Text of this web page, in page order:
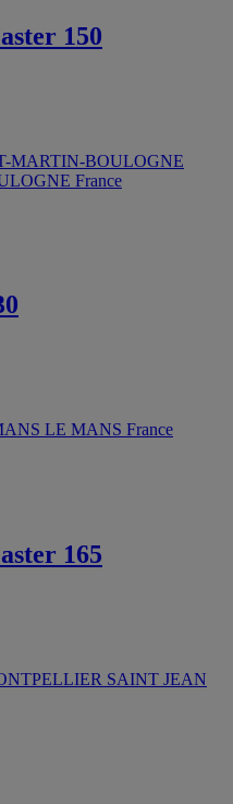
150
MARTIN-BOULOGNE
France
LE MANS France
165
SAINT JEAN